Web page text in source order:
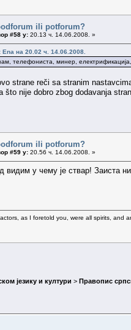
ili potforum?
#58 у: 20.13 ч. 14.06.2008. »
Ena на 20.02 ч. 14.06.2008.
телефониста, минер,
strane reči sa stranim
što nije dobro zbog dodavanja
ili potforum?
#59 у: 20.56 ч. 14.06.2008. »
видим у чему је ствар! Заиста
as I foretold you, were all spirits, and
језику и култури > Правопис